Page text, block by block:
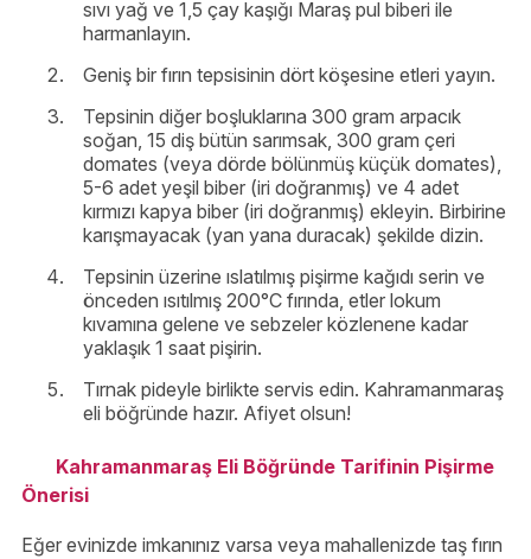
sıvı yağ ve 1,5 çay kaşığı Maraş pul biberi ile
harmanlayın.
Geniş bir fırın tepsisinin dört köşesine etleri yayın.
Tepsinin diğer boşluklarına 300 gram arpacık
soğan, 15 diş bütün sarımsak, 300 gram çeri
domates (veya dörde bölünmüş küçük domates),
5-6 adet yeşil biber (iri doğranmış) ve 4 adet
kırmızı kapya biber (iri doğranmış) ekleyin. Birbirine
karışmayacak (yan yana duracak) şekilde dizin.
Tepsinin üzerine ıslatılmış pişirme kağıdı serin ve
önceden ısıtılmış 200°C fırında, etler lokum
kıvamına gelene ve sebzeler közlenene kadar
yaklaşık 1 saat pişirin.
Tırnak pideyle birlikte servis edin. Kahramanmaraş
eli böğründe hazır. Afiyet olsun!
Kahramanmaraş Eli Böğründe Tarifinin Pişirme
Önerisi
Eğer evinizde imkanınız varsa veya mahallenizde taş fırın